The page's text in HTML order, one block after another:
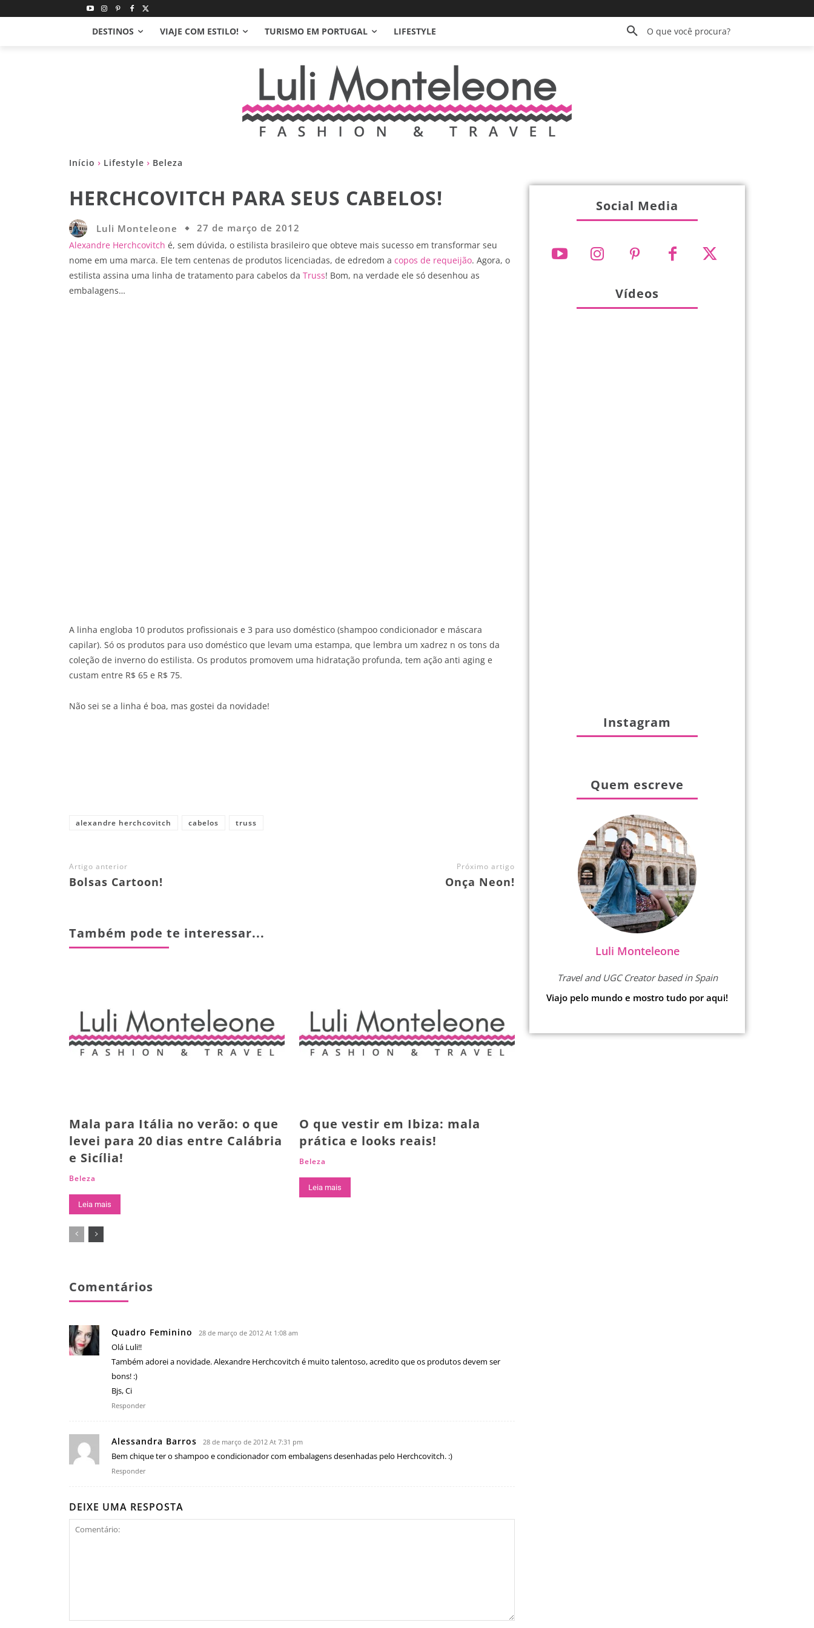
DESTINOS VIAJE COM ESTILO! TURISMO EM PORTUGAL LIFESTYLE O que você procura?
Início Lifestyle Beleza
HERCHCOVITCH PARA SEUS CABELOS!
Luli Monteleone 27 de março de 2012
Alexandre Herchcovitch é, sem dúvida, o estilista brasileiro que obteve mais sucesso em transformar seu
nome em uma marca. Ele tem centenas de produtos licenciadas, de edredom a copos de requeijão. Agora, o
estilista assina uma linha de tratamento para cabelos da Truss! Bom, na verdade ele só desenhou as
embalagens…
A linha engloba 10 produtos profissionais e 3 para uso doméstico (shampoo condicionador e máscara
capilar). Só os produtos para uso doméstico que levam uma estampa, que lembra um xadrez n os tons da
coleção de inverno do estilista. Os produtos promovem uma hidratação profunda, tem ação anti aging e
custam entre R$ 65 e R$ 75.
Não sei se a linha é boa, mas gostei da novidade!
alexandre herchcovitch cabelos truss
Artigo anterior
Bolsas Cartoon!
Próximo artigo
Onça Neon!
Também pode te interessar...
Mala para Itália no verão: o que
levei para 20 dias entre Calábria
e Sicília!
Beleza
Leia mais
O que vestir em Ibiza: mala
prática e looks reais!
Beleza
Leia mais
Comentários
Quadro Feminino 28 de março de 2012 At 1:08 am
Olá Luli!!
Também adorei a novidade. Alexandre Herchcovitch é muito talentoso, acredito que os produtos devem ser
bons! :)
Bjs, Ci
Responder
Alessandra Barros 28 de março de 2012 At 7:31 pm
Bem chique ter o shampoo e condicionador com embalagens desenhadas pelo Herchcovitch. :)
Responder
DEIXE UMA RESPOSTA
Social Media
Vídeos
Instagram
Quem escreve
Luli Monteleone
Travel and UGC Creator based in Spain
Viajo pelo mundo e mostro tudo por aqui!